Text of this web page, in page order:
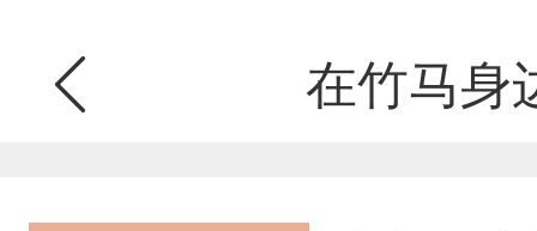
在竹马身